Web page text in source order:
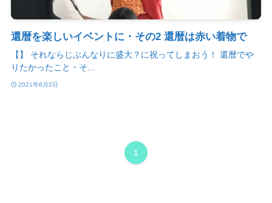
還暦を楽しいイベントに・その2 還暦は赤い着物で
【】 それならじぶんなりに盛大？に祝ってしまおう！ 還暦でや
りたかったこと・そ...
2021年6月2日
1